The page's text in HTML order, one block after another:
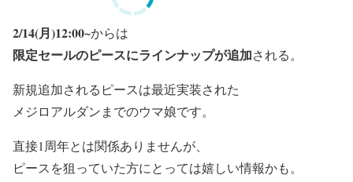
2/14(月)12:00~からは
限定セールのピースにラインナップが追加される。
新規追加されるピースは最近実装された
メジロアルダンまでのウマ娘です。
直接1周年とは関係ありませんが、
ピースを狙っていた方にとっては嬉しい情報かも。